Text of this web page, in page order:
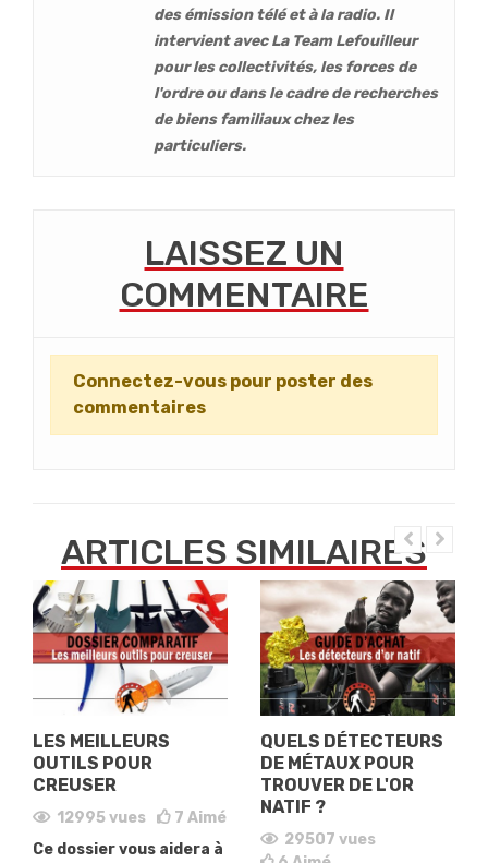
des émission télé et à la radio. Il
intervient avec La Team Lefouilleur
pour les collectivités, les forces de
l'ordre ou dans le cadre de recherches
de biens familiaux chez les
particuliers.
LAISSEZ UN
COMMENTAIRE
Connectez-vous pour poster des
commentaires
ARTICLES SIMILAIRES
LES MEILLEURS
OUTILS POUR
CREUSER
12995vues 7 Aimé
Ce dossier vous aidera à
QUELS DÉTECTEURS
DE MÉTAUX POUR
TROUVER DE L'OR
NATIF ?
29507 vues